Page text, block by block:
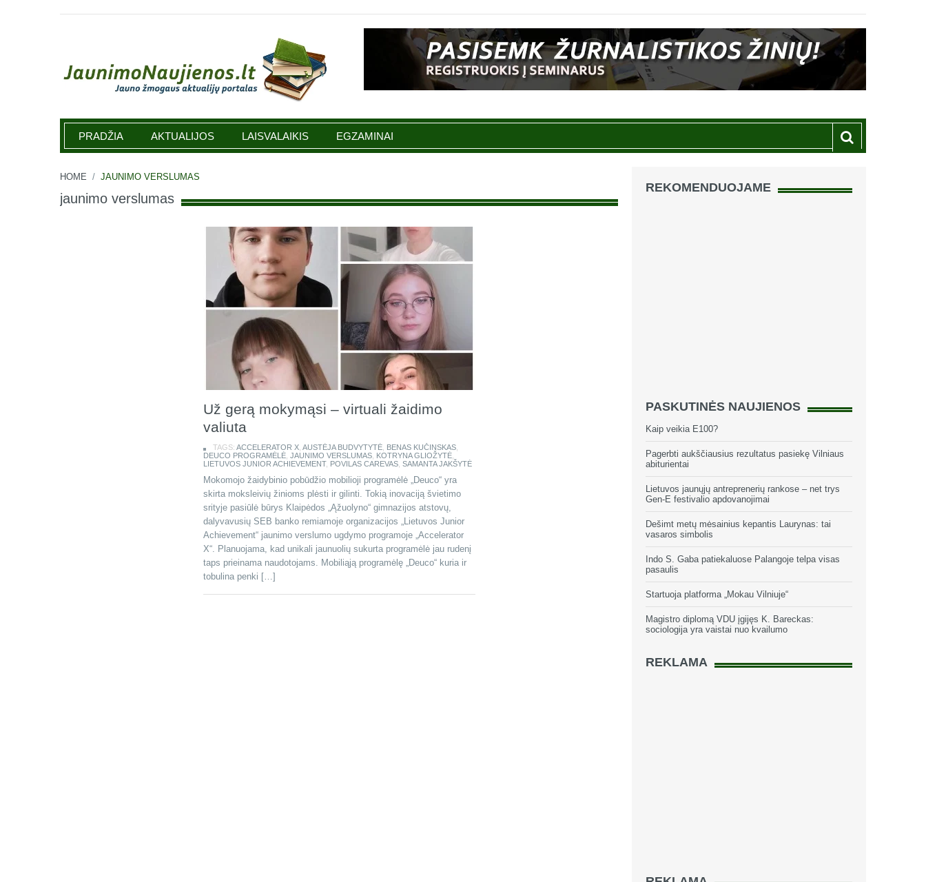
Jaunimonaujienos.lt
PRADŽIA AKTUALIJOS LAISVALAIKIS EGZAMINAI
HOME / JAUNIMO VERSLUMAS
jaunimo verslumas
Už gerą mokymąsi – virtuali žaidimo
valiuta
TAGS: ACCELERATOR X, AUSTĖJA BUDVYTYTĖ, BENAS KUČINSKAS,
DEUCO PROGRAMĖLĖ, JAUNIMO VERSLUMAS, KOTRYNA GLIOŽYTĖ,
LIETUVOS JUNIOR ACHIEVEMENT, POVILAS CAREVAS, SAMANTA JAKŠYTĖ
Mokomojo žaidybinio pobūdžio mobilioji programėlė „Deuco“ yra
skirta moksleivių žinioms plėsti ir gilinti. Tokią inovaciją švietimo
srityje pasiūlė būrys Klaipėdos „Ąžuolyno“ gimnazijos atstovų,
dalyvavusių SEB banko remiamoje organizacijos „Lietuvos Junior
Achievement“ jaunimo verslumo ugdymo programoje „Accelerator
X“. Planuojama, kad unikali jaunuolių sukurta programėlė jau rudenį
taps prieinama naudotojams. Mobiliąją programėlę „Deuco“ kuria ir
tobulina penki […]
REKOMENDUOJAME
PASKUTINĖS NAUJIENOS
Kaip veikia E100?
Pagerbti aukščiausius rezultatus pasiekę Vilniaus
abiturientai
Lietuvos jaunųjų antreprenerių rankose – net trys
Gen-E festivalio apdovanojimai
Dešimt metų mėsainius kepantis Laurynas: tai
vasaros simbolis
Indo S. Gaba patiekaluose Palangoje telpa visas
pasaulis
Startuoja platforma „Mokau Vilniuje“
Magistro diplomą VDU įgijęs K. Bareckas:
sociologija yra vaistai nuo kvailumo
REKLAMA